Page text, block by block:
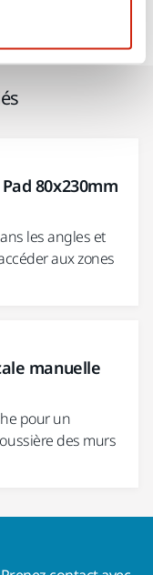
80x230mm
les angles et
aux zones
manuelle
pour un
des murs